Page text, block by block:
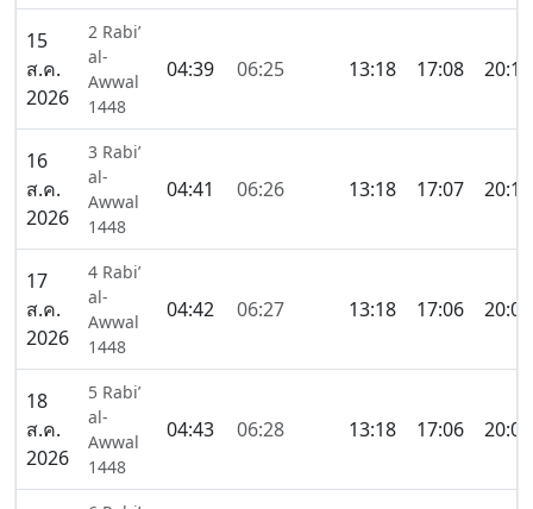
15
ส.ค.
2026
2 Rabi’
al-
Awwal
1448
04:39 06:25 13:18 17:08 20:12
16
ส.ค.
2026
3 Rabi’
al-
Awwal
1448
04:41 06:26 13:18 17:07 20:11
17
ส.ค.
2026
4 Rabi’
al-
Awwal
1448
04:42 06:27 13:18 17:06 20:09
18
ส.ค.
2026
5 Rabi’
al-
Awwal
1448
04:43 06:28 13:18 17:06 20:08